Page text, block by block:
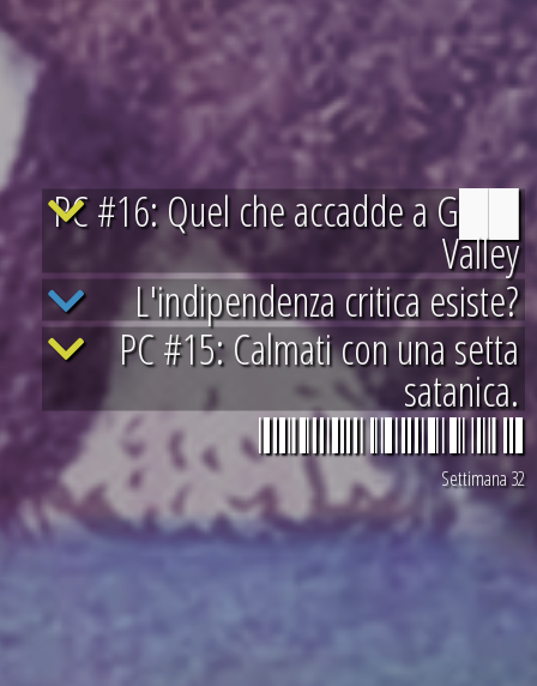
PC #16: Quel che accadde a G██
Valley
L'indipendenza critica esiste?
PC #15: Calmati con una setta
satanica.
1984 is today
Settimana 32